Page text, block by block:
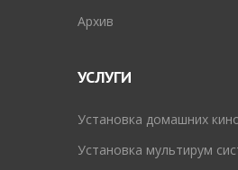
Архив
УСЛУГИ
Установка домашних
Установка мультирум